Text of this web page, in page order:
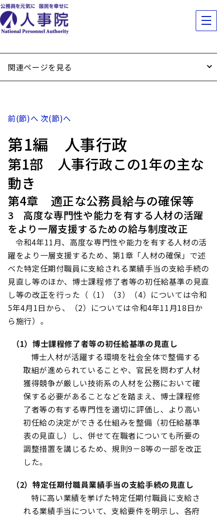
関連ページを見る
前(節)へ 次(節)へ
第1編 人事行政
第1部 人事行政この1年の主な
動き
第4章 適正な公務員給与の確保等
3 高度な専門性や能力を有する人材の活躍
をより一層支援するための給与制度改正
令和4年11月、高度な専門性や能力を有する人材の活
躍をより一層支援するため、第1章「人材の確保」で述
べた特定任期付職員に支給される業績手当の支給手続の
見直し等のほか、博士課程修了者等の初任給基準の見直
し等の改正を行った（（1）（3）（4）については令和
5年4月1日から、（2）については令和4年11月18日か
ら施行）。
（1）博士課程修了者等の初任給基準の見直し
博士人材が活躍する環境を社会全体で整備する
取組が進められていることや、官民を問わず人材
獲得競争が厳しい技術系の人材を公務において確
保する必要があることなどを踏まえ、博士課程修
了者等の有する専門性を適切に評価し、より高い
初任給の決定ができる仕組みを整備（初任給基準
表の見直し）し、併せて在職者についても所要の
調整措置を講じるため、規則9－8等の一部を改正
した。
（2）特定任期付職員業績手当の支給手続の見直し
特に高い業績を挙げた特定任期付職員に支給さ
れる業績手当について、支給要件を明示し、各府